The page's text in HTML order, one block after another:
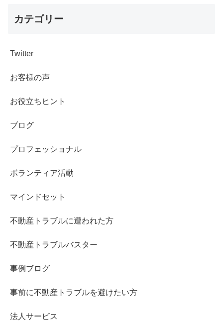
カテゴリー
Twitter
お客様の声
お役立ちヒント
ブログ
プロフェッショナル
ボランティア活動
マインドセット
不動産トラブルに遭われた方
不動産トラブルバスター
事例ブログ
事前に不動産トラブルを避けたい方
法人サービス